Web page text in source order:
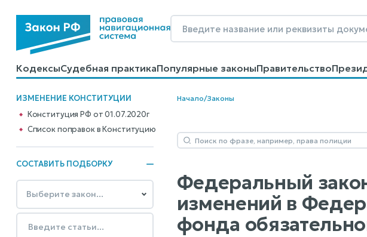
КодексыСудебная практикаПопулярные законыПравительство
КалькуляторыСправочные материалыОбразцы договоровКонтакты
ИЗМЕНЕНИЕ КОНСТИТУЦИИ
Конституция РФ от 01.07.2020г
Cписок поправок в Конституцию
СОСТАВИТЬ ПОДБОРКУ
Начало/Законы
Федеральный
изменений в
фонда